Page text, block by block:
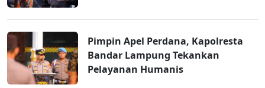
Pimpin Apel Perdana, Kapolresta
Bandar Lampung Tekankan
Pelayanan Humanis